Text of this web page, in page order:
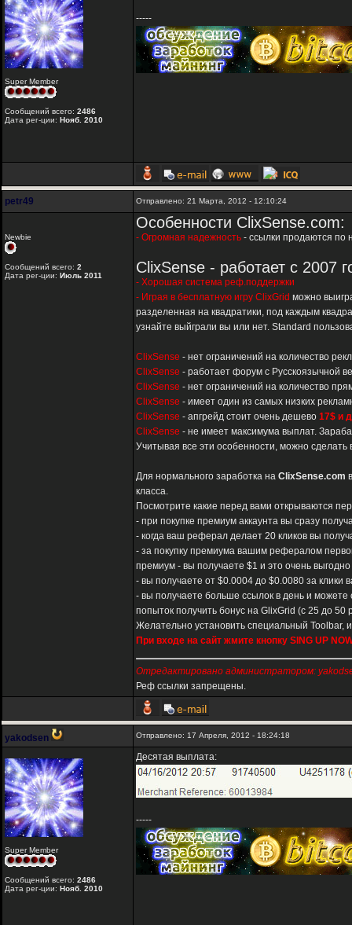
Super Member
Сообщений всего: 2486
Дата рег-ции: Нояб. 2010
-----
petr49 Отправлено: 21 Марта, 2012 - 12:10:24
Newbie
Сообщений всего: 2
Дата рег-ции: Июль 2011
Особенности ClixSense.com:
- Огромная надежность - ссылки продаются по
ClixSense - работает с 2007
- Хорошая система реф.поддержки
- Играя в бесплатную игру ClixGrid можно
разделенная на квадратики, под каждым
узнайте выйграли вы или нет. Standard
ClixSense - нет ограничений на количество
ClixSense - работает форум с Русскоязычной
ClixSense - нет ограничений на количество
ClixSense - имеет один из самых низких
ClixSense - апгрейд стоит очень дешево 17$ и
ClixSense - не имеет максимума выплат.
Учитывая все эти особенности, можно
Для нормального заработка на ClixSense.com
класса.
Посмотрите какие перед вами открываются
- при покупке премиум аккаунта вы сразу
- когда ваш реферал делает 20 кликов вы
- за покупку премиума вашим рефералом
премиум - вы получаете $1 и это очень
- вы получаете от $0.0004 до $0.0080 за
- вы получаете больше ссылок в день и можете
попыток получить бонус на GlixGrid (с 25 до 50
Желательно установить специальный Toolbar,
При входе на сайт жмите кнопку SING UP
Отредактировано администратором:
Реф ссылки запрещены.
yakodsen Отправлено: 17 Апреля, 2012 - 18:24:18
Super Member
Сообщений всего: 2486
Дата рег-ции: Нояб. 2010
Десятая выплата:
-----